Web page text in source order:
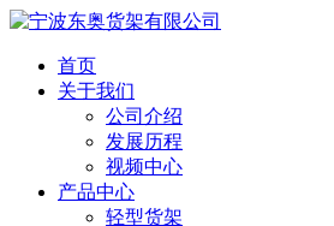
首页
关于我们
公司介绍
发展历程
视频中心
产品中心
轻型货架